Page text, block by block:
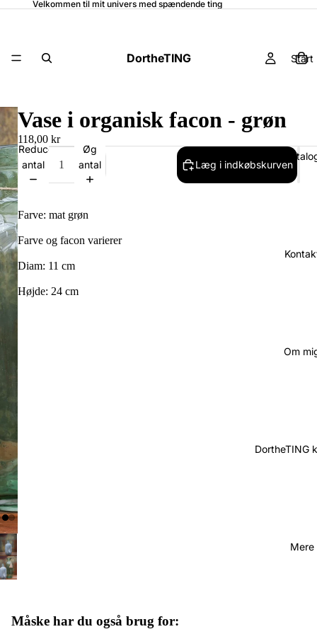
Velkommen til mit univers med spændende ting
DortheTING Start
Om
DortheTING
Mere
Vase i organisk facon - grøn
118,00 kr
Reducer
antal
Øg
antal
Læg i indkøbskurven
Farve: mat grøn
Farve og facon varierer
Diam: 11 cm
Højde: 24 cm
Måske har du også brug for: